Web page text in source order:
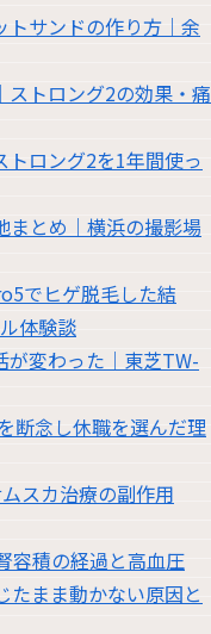
トサンドの作り方｜余
トロング2の効果・痛
ロング2を1年間使っ
まとめ｜横浜の撮影場
でヒゲ脱毛した結
体験談
が変わった｜東芝TW-
断念し休職を選んだ理
スカ治療の副作用
容積の経過と高血圧
たまま動かない原因と